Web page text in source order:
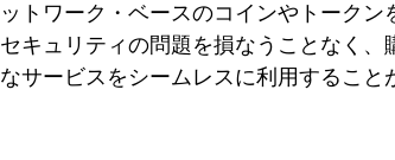
ットワーク・ベースのコインやトークン
セキュリティの問題を損なうことなく
なサービスをシームレスに利用すること